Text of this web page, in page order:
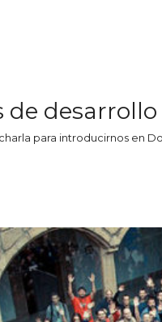
de
para introducirnos en